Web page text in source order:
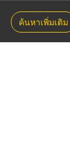
ค้นหาเพิ่มเติม